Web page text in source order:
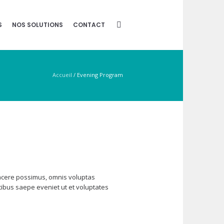
NOS SOLUTIONS CONTACT
Accueil / Evening Program
possimus, omnis voluptas
saepe eveniet ut et voluptates